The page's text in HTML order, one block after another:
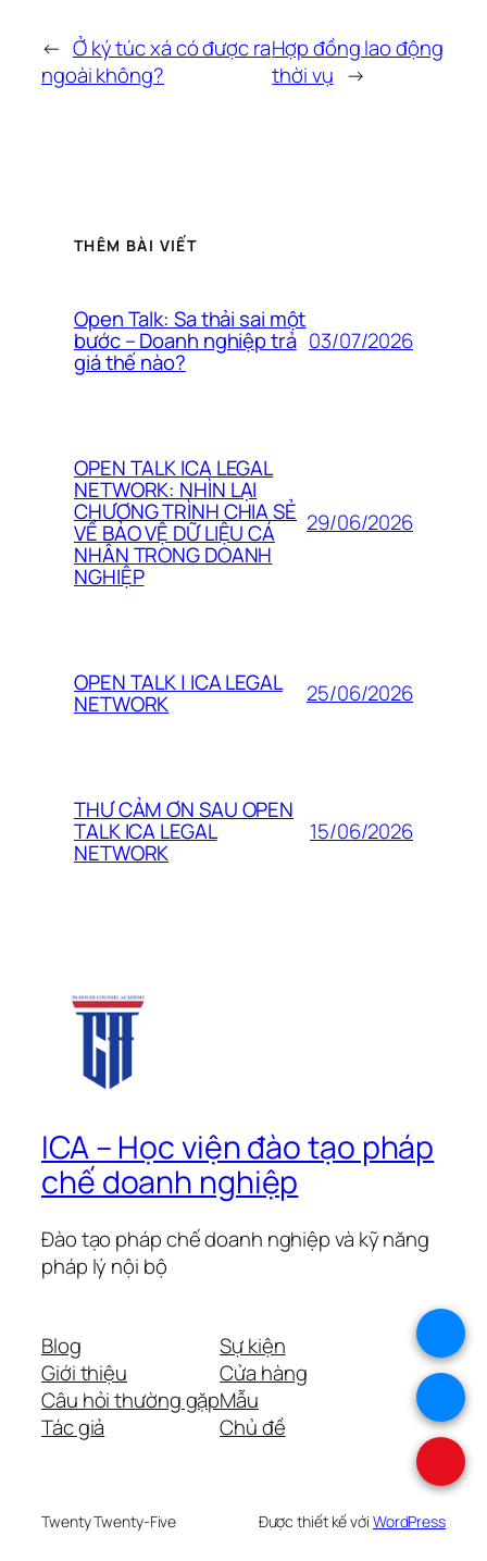
← Ở ký túc xá có được ra
ngoài không?
Hợp đồng lao động
thời vụ →
THÊM BÀI VIẾT
Open Talk: Sa thải sai một
bước – Doanh nghiệp trả
giá thế nào?
03/07/2026
OPEN TALK ICA LEGAL
NETWORK: NHÌN LẠI
CHƯƠNG TRÌNH CHIA SẺ
VỀ BẢO VỆ DỮ LIỆU CÁ
NHÂN TRONG DOANH
NGHIỆP
29/06/2026
OPEN TALK | ICA LEGAL
NETWORK 25/06/2026
THƯ CẢM ƠN SAU OPEN
TALK ICA LEGAL
NETWORK
15/06/2026
ICA – Học viện đào tạo pháp
chế doanh nghiệp
Đào tạo pháp chế doanh nghiệp và kỹ năng
pháp lý nội bộ
Blog
Giới thiệu
Câu hỏi thường gặp
Tác giả
Sự kiện
Cửa hàng
Mẫu
Chủ đề
Twenty Twenty-Five Được thiết kế với WordPress